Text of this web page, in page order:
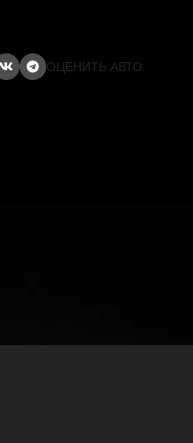
ОЦЕНИТЬ АВТО